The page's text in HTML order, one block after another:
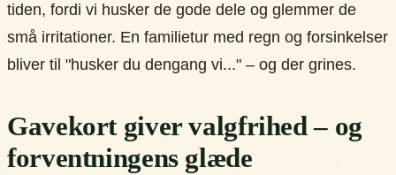
tiden, fordi vi husker de gode dele og glemmer de
små irritationer. En familietur med regn og forsinkelser
bliver til "husker du dengang vi..." – og der grines.
Gavekort giver valgfrihed – og
forventningens glæde